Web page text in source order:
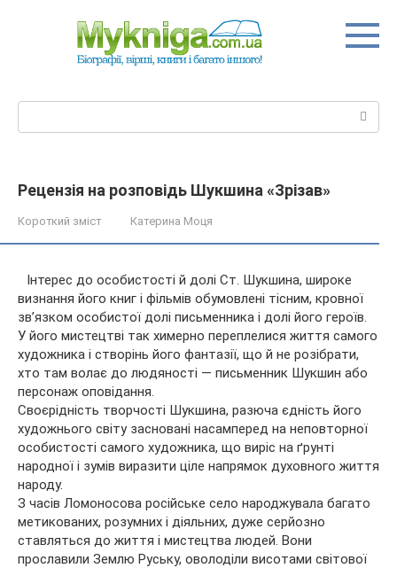
Рецензія на розповідь Шукшина «Зрізав»
Короткий зміст Катерина Моця
Інтерес до особистості й долі Ст. Шукшина, широке
визнання його книг і фільмів обумовлені тісним, кровної
зв’язком особистої долі письменника і долі його героїв.
У його мистецтві так химерно переплелися життя самого
художника і створінь його фантазії, що й не розібрати,
хто там волає до людяності — письменник Шукшин або
персонаж оповідання.
Своєрідність творчості Шукшина, разюча єдність його
художнього світу засновані насамперед на неповторної
особистості самого художника, що виріс на ґрунті
народної і зумів виразити ціле напрямок духовного життя
народу.
З часів Ломоносова російське село народжувала багато
метикованих, розумних і діяльних, дуже серйозно
ставляться до життя і мистецтва людей. Вони
прославили Землю Руську, оволоділи висотами світової